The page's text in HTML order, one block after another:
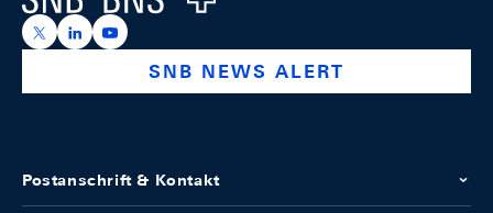
https://x.com/snb_bns
https://ch.linkedin.com/company/swiss-national-
https://www.youtube.com/@swissnationalbank
SNB NEWS ALERT
Postanschrift & Kontakt